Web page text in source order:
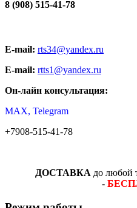
8 (908) 515-41-78
E-mail: rts34@yandex.ru
E-mail: rtts1@yandex.ru
Он-лайн консультация:
MAX, Telegram
+7908-515-41-78
ДОСТАВКА до любой
-